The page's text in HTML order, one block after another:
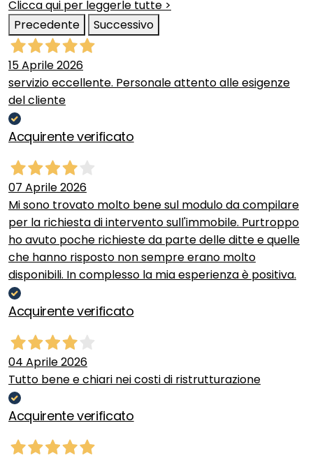
Clicca qui per leggerle tutte >
Precedente
Successivo
15 Aprile 2026
servizio eccellente. Personale attento alle esigenze
del cliente
Acquirente verificato
07 Aprile 2026
Mi sono trovato molto bene sul modulo da compilare
per la richiesta di intervento sull'immobile. Purtroppo
ho avuto poche richieste da parte delle ditte e quelle
che hanno risposto non sempre erano molto
disponibili. In complesso la mia esperienza è positiva.
Acquirente verificato
04 Aprile 2026
Tutto bene e chiari nei costi di ristrutturazione
Acquirente verificato